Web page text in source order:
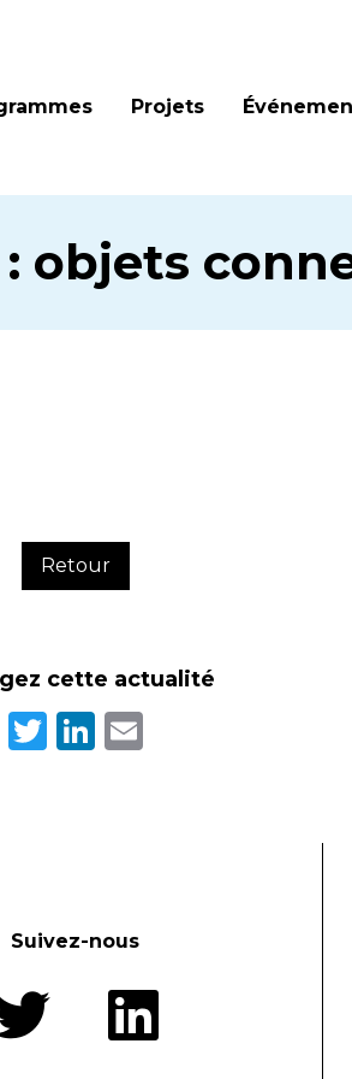
Projets
objets
Retour
cette actualité
Twitter
LinkedIn
Suivez-nous